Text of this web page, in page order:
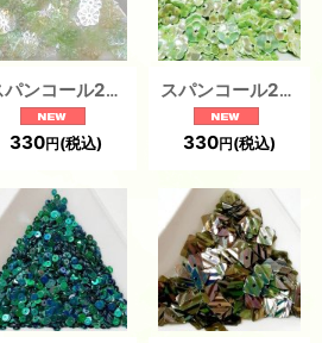
スパンコール2245 梅花6mm グリーン1g
330円 (税込)
スパンコール2238 プラム6mm グリーン1g
330円 (税込)